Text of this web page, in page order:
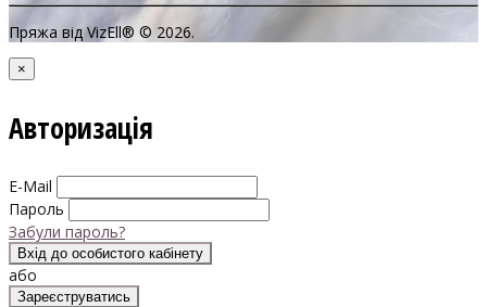
Пряжа від VizEll® © 2026.
×
Авторизація
E-Mail
Пароль
Забули пароль?
Вхід до особистого кабінету
або
Зареєструватись